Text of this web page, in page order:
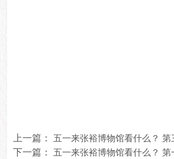
上一篇：
五一来张裕博物馆看什么？
下一篇：
五一来张裕博物馆看什么？